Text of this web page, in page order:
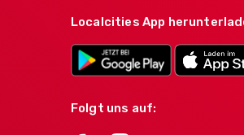
Localcities App
Folgt uns auf: